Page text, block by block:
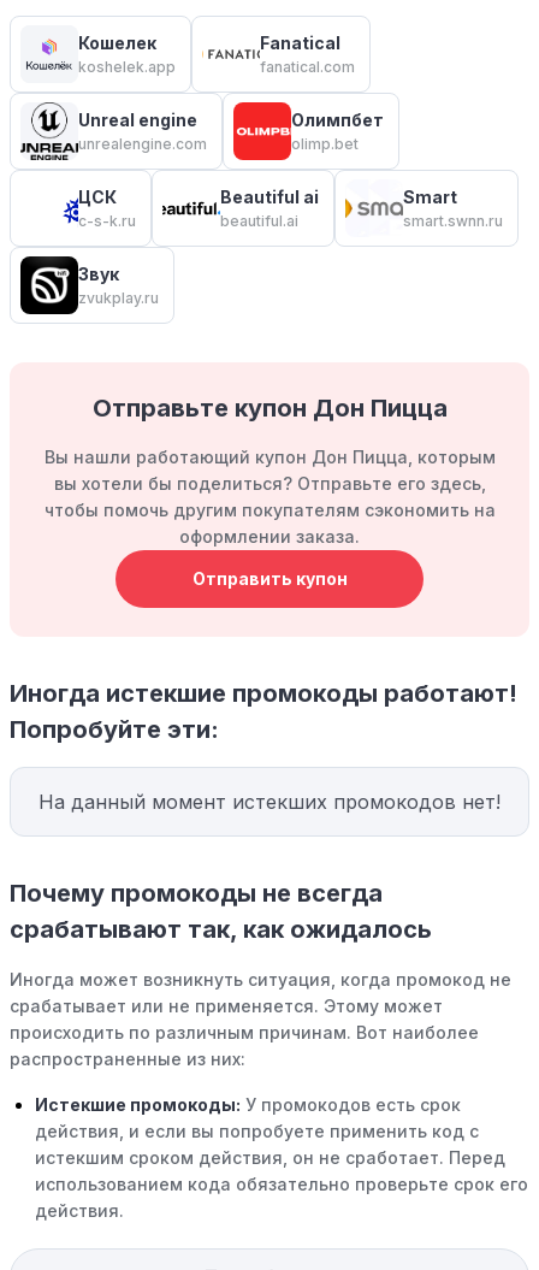
Кошелек
koshelek.app
Fanatical
fanatical.com
Unreal engine
unrealengine.com
Олимпбет
olimp.bet
ЦСК
c-s-k.ru
Beautiful ai
beautiful.ai
Smart
smart.swnn.ru
Звук
zvukplay.ru
Отправьте купон Дон Пицца
Вы нашли работающий купон Дон Пицца, которым
вы хотели бы поделиться? Отправьте его здесь,
чтобы помочь другим покупателям сэкономить на
оформлении заказа.
Отправить купон
Иногда истекшие промокоды работают!
Попробуйте эти:
На данный момент истекших промокодов нет!
Почему промокоды не всегда
срабатывают так, как ожидалось
Иногда может возникнуть ситуация, когда промокод не
срабатывает или не применяется. Этому может
происходить по различным причинам. Вот наиболее
распространенные из них:
Истекшие промокоды: У промокодов есть срок
действия, и если вы попробуете применить код с
истекшим сроком действия, он не сработает. Перед
использованием кода обязательно проверьте срок его
действия.
Уже со скидкой:В некоторых случаях интересующий